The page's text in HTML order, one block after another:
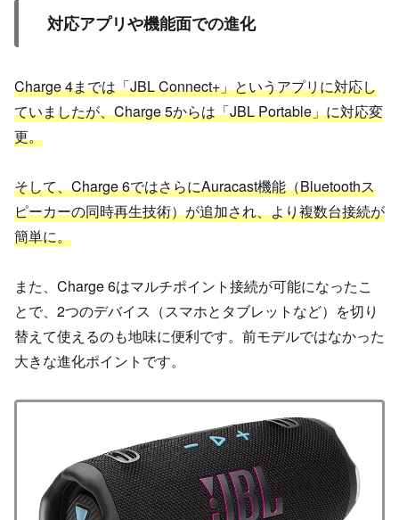
対応アプリや機能面での進化
Charge 4までは「JBL Connect+」というアプリに対応し
ていましたが、Charge 5からは「JBL Portable」に対応変
更。
そして、Charge 6ではさらにAuracast機能（Bluetoothス
ピーカーの同時再生技術）が追加され、より複数台接続が
簡単に。
また、Charge 6はマルチポイント接続が可能になったこ
とで、2つのデバイス（スマホとタブレットなど）を切り
替えて使えるのも地味に便利です。前モデルではなかった
大きな進化ポイントです。